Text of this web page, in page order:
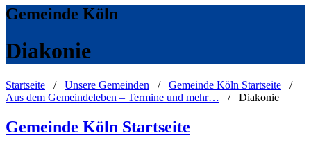
Gemeinde Köln
Diakonie
Startseite / Unsere Gemeinden / Gemeinde Köln Startseite /
Aus dem Gemeindeleben – Termine und mehr… / Diakonie
Gemeinde Köln Startseite